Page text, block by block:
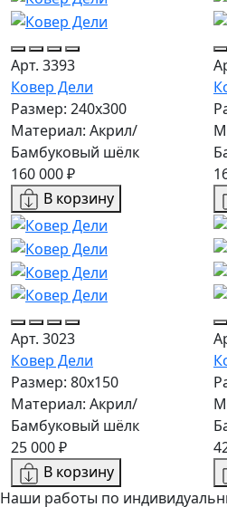
Арт. 3393
Ковер Дели
Размер: 240х300
Материал: Акрил/
Бамбуковый шёлк
160 000 ₽
В корзину
Арт. 3023
Ковер Дели
Размер: 80x150
Материал: Акрил/
Бамбуковый шёлк
25 000 ₽
В корзину
Наши работы по